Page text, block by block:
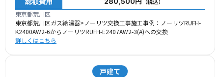
（税込）
東京都荒川区
東京都荒川区ガス給湯器>ノーリツ交換工事施工事例：ノーリツRUFH-
K2400AW2-6からノーリツRUFH-E2407AW2-3(A)への交換
詳しくはこちら
戸建て